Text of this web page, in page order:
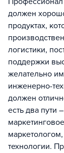
должен
продуктах,
логистики,
поддержки
желательно
инженерно-
должен
есть два пути
технологии.